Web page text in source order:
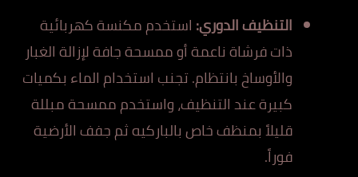
التنظيف الدوري: استخدم مكنسة كهربائية
ذات فرشاة ناعمة أو ممسحة جافة لإزالة الغبار
والأوساخ بانتظام. تجنب استخدام الماء بكميات
كبيرة عند التنظيف، واستخدم ممسحة مبللة
قليلاً بمنظف خاص بالباركيه ثم جفف الأرضية
فوراً.